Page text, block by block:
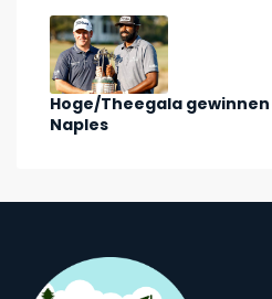
Hoge/Theegala gewinnen
Naples